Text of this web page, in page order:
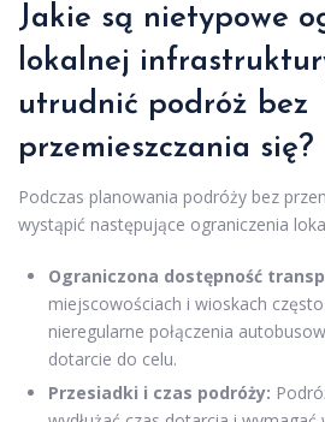
Jakie są nietypowe
lokalnej
utrudnić podróż bez
przemieszczania się?
Podczas planowania podróży bez
wystąpić następujące ograniczenia
Ograniczona dostępność
miejscowościach i wioskach
nieregularne połączenia
dotarcie do celu.
Przesiadki i czas podróży: